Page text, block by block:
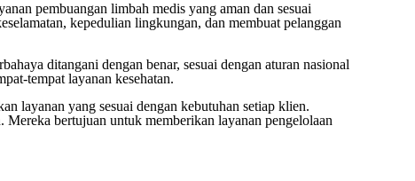
pembuangan limbah medis yang aman dan sesuai
kepedulian lingkungan, dan membuat pelanggan
ditangani dengan benar, sesuai dengan aturan nasional
tempat layanan kesehatan.
layanan yang sesuai dengan kebutuhan setiap klien.
bertujuan untuk memberikan layanan pengelolaan